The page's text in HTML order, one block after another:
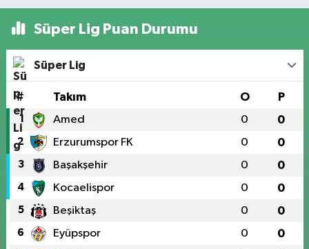
Süper Lig Puan Durumu
Süper Lig
# Takım O P
1 Amed 0 0
2 Erzurumspor FK 0 0
3 Başakşehir 0 0
4 Kocaelispor 0 0
5 Beşiktaş 0 0
6 Eyüpspor 0 0